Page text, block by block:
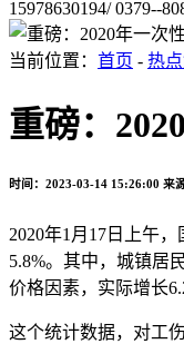
15978630194/ 0379--
当前位置： 首页 - 热
重磅：
时间：2023-03-14 15:26:00 来
2020年1月17日上午
5.8%。其中，城镇居
价格因素，实际增长
这个统计数据，对工